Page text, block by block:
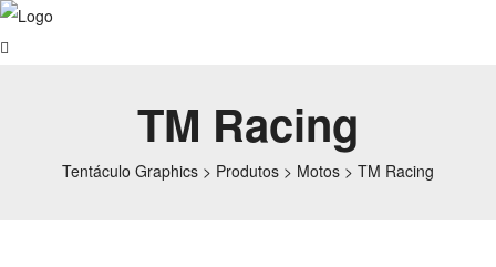
Tentáculo Graphics > Produtos > Motos > TM Racing
TM Racing